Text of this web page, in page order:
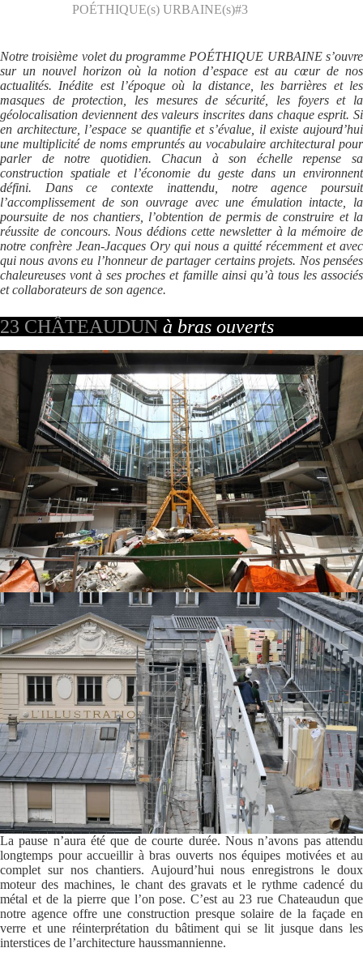
POÉTHIQUE(s) URBAINE(s)#3
Notre troisième volet du programme POÉTHIQUE URBAINE s’ouvre
sur un nouvel horizon où la notion d’espace est au cœur de nos
actualités. Inédite est l’époque où la distance, les barrières et les
masques de protection, les mesures de sécurité, les foyers et la
géolocalisation deviennent des valeurs inscrites dans chaque esprit. Si
en architecture, l’espace se quantifie et s’évalue, il existe aujourd’hui
une multiplicité de noms empruntés au vocabulaire architectural pour
parler de notre quotidien. Chacun à son échelle repense sa
construction spatiale et l’économie du geste dans un environnent
défini. Dans ce contexte inattendu, notre agence poursuit
l’accomplissement de son ouvrage avec une émulation intacte, la
poursuite de nos chantiers, l’obtention de permis de construire et la
réussite de concours. Nous dédions cette newsletter à la mémoire de
notre confrère Jean-Jacques Ory qui nous a quitté récemment et avec
qui nous avons eu l’honneur de partager certains projets. Nos pensées
chaleureuses vont à ses proches et famille ainsi qu’à tous les associés
et collaborateurs de son agence.
23 CHÂTEAUDUN à bras ouverts
La pause n’aura été que de courte durée. Nous n’avons pas attendu
longtemps pour accueillir à bras ouverts nos équipes motivées et au
complet sur nos chantiers. Aujourd’hui nous enregistrons le doux
moteur des machines, le chant des gravats et le rythme cadencé du
métal et de la pierre que l’on pose. C’est au 23 rue Chateaudun que
notre agence offre une construction presque solaire de la façade en
verre et une réinterprétation du bâtiment qui se lit jusque dans les
interstices de l’architecture haussmannienne.